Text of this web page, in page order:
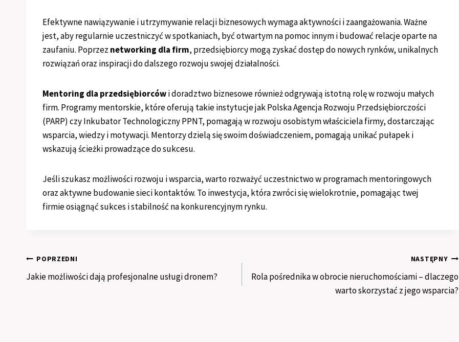
Efektywne nawiązywanie i utrzymywanie relacji biznesowych wymaga aktywności i zaangażowania. Ważne
jest, aby regularnie uczestniczyć w spotkaniach, być otwartym na pomoc innym i budować relacje oparte na
zaufaniu. Poprzez networking dla firm, przedsiębiorcy mogą zyskać dostęp do nowych rynków, unikalnych
rozwiązań oraz inspiracji do dalszego rozwoju swojej działalności.
Mentoring dla przedsiębiorcówi doradztwo biznesowe również odgrywają istotną rolę w rozwoju małych
firm. Programy mentorskie, które oferują takie instytucje jak Polska Agencja Rozwoju Przedsiębiorczości
(PARP) czy Inkubator Technologiczny PPNT, pomagają w rozwoju osobistym właściciela firmy, dostarczając
wsparcia, wiedzy i motywacji. Mentorzy dzielą się swoim doświadczeniem, pomagają unikać pułapek i
wskazują ścieżki prowadzące do sukcesu.
Jeśli szukasz możliwości rozwoju i wsparcia, warto rozważyć uczestnictwo w programach mentoringowych
oraz aktywne budowanie sieci kontaktów. To inwestycja, która zwróci się wielokrotnie, pomagając twej
firmie osiągnąć sukces i stabilność na konkurencyjnym rynku.
Nawigacja
wpisu
POPRZEDNI
Jakie możliwości dają profesjonalne usługi dronem?
NASTĘPNY
Rola pośrednika w obrocie nieruchomościami – dlaczego
warto skorzystać z jego wsparcia?